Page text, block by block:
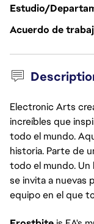
Estudio/
Acuerdo de
Electronic Arts
increíbles que
todo el mundo.
historia. Parte de
todo el mundo. Un
se invita a nuevas
equipo en el que